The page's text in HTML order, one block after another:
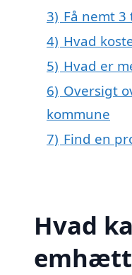
3) Få nemt
4) Hvad
5) Hvad er
6) Oversigt
kommune
7) Find en
Hvad